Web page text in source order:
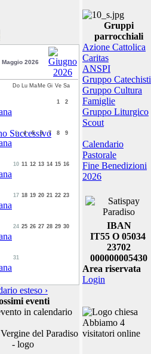
Maggio 2026
Do Lu Ma Me Gi Ve Sa
1 2
3 4 5 6 7 8 9
10 11 12 13 14 15 16
17 18 19 20 21 22 23
24 25 26 27 28 29 30
31
esteso ›
eventi
in calendario
Gruppi
parrocchiali
Azione Cattolica
Caritas
ANSPI
Gruppo Catechisti
Gruppo Cultura
Famiglie
Gruppo Liturgico
Scout
Calendario
Pastorale
Fine Benedizioni
2026
IBAN
IT55 O 05034
23702
000000005430
Area riservata
Login
Abbiamo 4
visitatori online